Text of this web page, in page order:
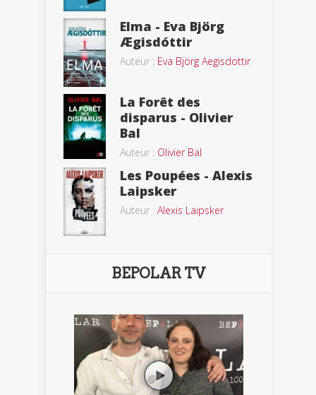
Elma - Eva Björg
Ægisdóttir
Auteur : Eva Björg Aegisdottir
La Forêt des
disparus - Olivier
Bal
Auteur : Olivier Bal
Les Poupées - Alexis
Laipsker
Auteur : Alexis Laipsker
BEPOLAR TV